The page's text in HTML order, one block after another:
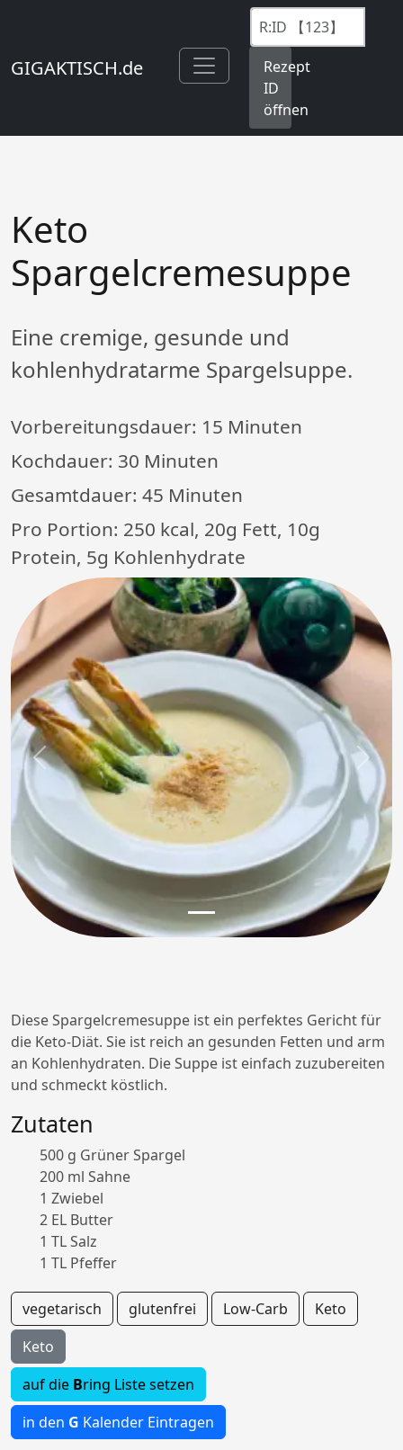
GIGAKTISCH.de
Rezept
ID
öffnen
Keto
Spargelcremesuppe
Eine cremige, gesunde und
kohlenhydratarme Spargelsuppe.
Vorbereitungsdauer: 15 Minuten
Kochdauer: 30 Minuten
Gesamtdauer: 45 Minuten
Pro Portion: 250 kcal, 20g Fett, 10g
Protein, 5g Kohlenhydrate
Previous Next
Diese Spargelcremesuppe ist ein perfektes Gericht für
die Keto-Diät. Sie ist reich an gesunden Fetten und arm
an Kohlenhydraten. Die Suppe ist einfach zuzubereiten
und schmeckt köstlich.
Zutaten
500 g Grüner Spargel
200 ml Sahne
1 Zwiebel
2 EL Butter
1 TL Salz
1 TL Pfeffer
vegetarisch glutenfrei Low-Carb
Keto
Keto
auf die Bring Liste setzen
in den G Kalender Eintragen